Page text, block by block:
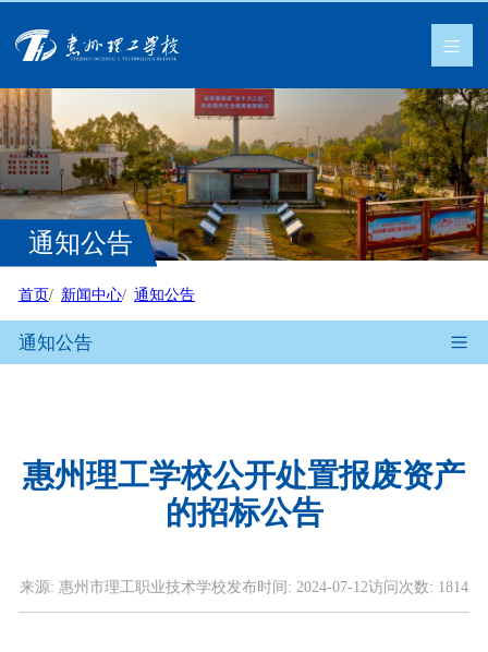
通知公告
首页 新闻中心 通知公告
通知公告
惠州理工学校公开处置报废资产
的招标公告
来源: 惠州市理工职业技术学校发布时间: 2024-07-12访问次数: 1814